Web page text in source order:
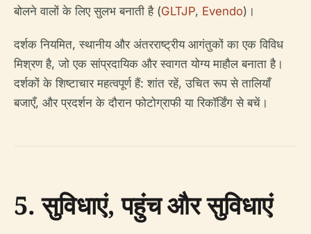
बोलने वालों के लिए सुलभ बनाती है (GLTJP, Evendo)।
दर्शक नियमित, स्थानीय और अंतरराष्ट्रीय आगंतुकों का एक विविध
मिश्रण है, जो एक सांप्रदायिक और स्वागत योग्य माहौल बनाता है।
दर्शकों के शिष्टाचार महत्वपूर्ण हैं: शांत रहें, उचित रूप से तालियाँ
बजाएँ, और प्रदर्शन के दौरान फोटोग्राफी या रिकॉर्डिंग से बचें।
5. सुविधाएं, पहुंच और सुविधाएं